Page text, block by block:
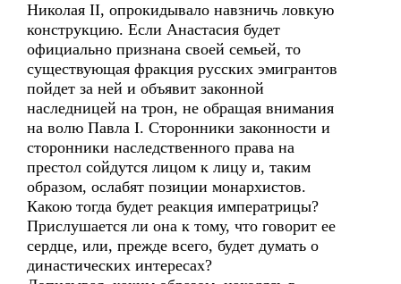
Николая II, опрокидывало навзничь ловкую
конструкцию. Если Анастасия будет
официально признана своей семьей, то
существующая фракция русских эмигрантов
пойдет за ней и объявит законной
наследницей на трон, не обращая внимания
на волю Павла I. Сторонники законности и
сторонники наследственного права на
престол сойдутся лицом к лицу и, таким
образом, ослабят позиции монархистов.
Какою тогда будет реакция императрицы?
Прислушается ли она к тому, что говорит ее
сердце, или, прежде всего, будет думать о
династических интересах?